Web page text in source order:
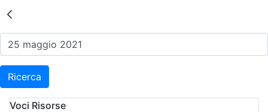
Risultati della Ricerca -
Ricerca
Voci Risorse